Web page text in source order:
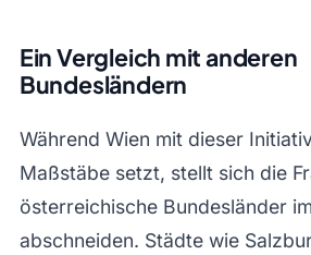
Ein Vergleich mit anderen
Bundesländern
Während Wien mit dieser
Maßstäbe setzt, stellt sich die
österreichische Bundesländer
abschneiden. Städte wie